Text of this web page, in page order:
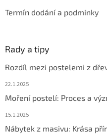
Termín dodání a podmínky
Rady a tipy
Rozdíl mezi postelemi z
22.1.2025
Moření postelí: Proces a
15.1.2025
Nábytek z masivu: Krása